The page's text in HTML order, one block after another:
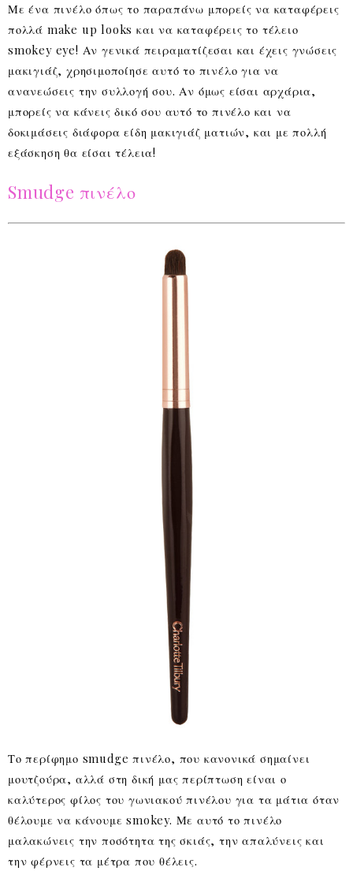
Με ένα πινέλο όπως το παραπάνω μπορείς να καταφέρεις
πολλά make up looks και να καταφέρεις το τέλειο
smokey eye! Αν γενικά πειραματίζεσαι και έχεις γνώσεις
μακιγιάζ, χρησιμοποίησε αυτό το πινέλο για να
ανανεώσεις την συλλογή σου. Αν όμως είσαι αρχάρια,
μπορείς να κάνεις δικό σου αυτό το πινέλο και να
δοκιμάσεις διάφορα είδη μακιγιάζ ματιών, και με πολλή
εξάσκηση θα είσαι τέλεια!
Smudge πινέλο
Το περίφημο smudge πινέλο, που κανονικά σημαίνει
μουτζούρα, αλλά στη δική μας περίπτωση είναι ο
καλύτερος φίλος του γωνιακού πινέλου για τα μάτια όταν
θέλουμε να κάνουμε smokey. Με αυτό το πινέλο
μαλακώνεις την ποσότητα της σκιάς, την απαλύνεις και
την φέρνεις τα μέτρα που θέλεις.